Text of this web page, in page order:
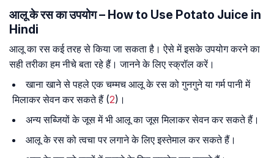
आलू के रस का उपयोग – How to Use Potato Juice in
Hindi
आलू का रस कई तरह से किया जा सकता है। ऐसे में इसके उपयोग करने का
सही तरीका हम नीचे बता रहे हैं। जानने के लिए स्क्रॉल करें।
खाना खाने से पहले एक चम्मच आलू के रस को गुनगुने या गर्म पानी में
मिलाकर सेवन कर सकते हैं (2)।
अन्य सब्जियों के जूस में भी आलू का जूस मिलाकर सेवन कर सकते हैं।
आलू के रस को त्वचा पर लगाने के लिए इस्तेमाल कर सकते हैं।